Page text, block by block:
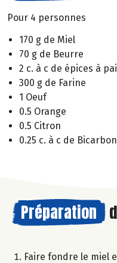
Pour 4 personnes
170 g de Miel
70 g de Beurre
2 c. à c de épices à
300 g de Farine
1 Oeuf
0.5 Orange
0.5 Citron
0.25 c. à c de
Préparation
Faire fondre le miel